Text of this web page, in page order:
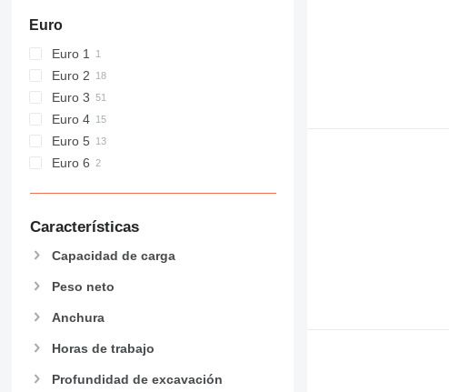
Euro
Euro 1
Euro 2
Euro 3
Euro 4
Euro 5
Euro 6
Características
Capacidad de carga
Peso neto
Anchura
Horas de trabajo
Profundidad de excavación